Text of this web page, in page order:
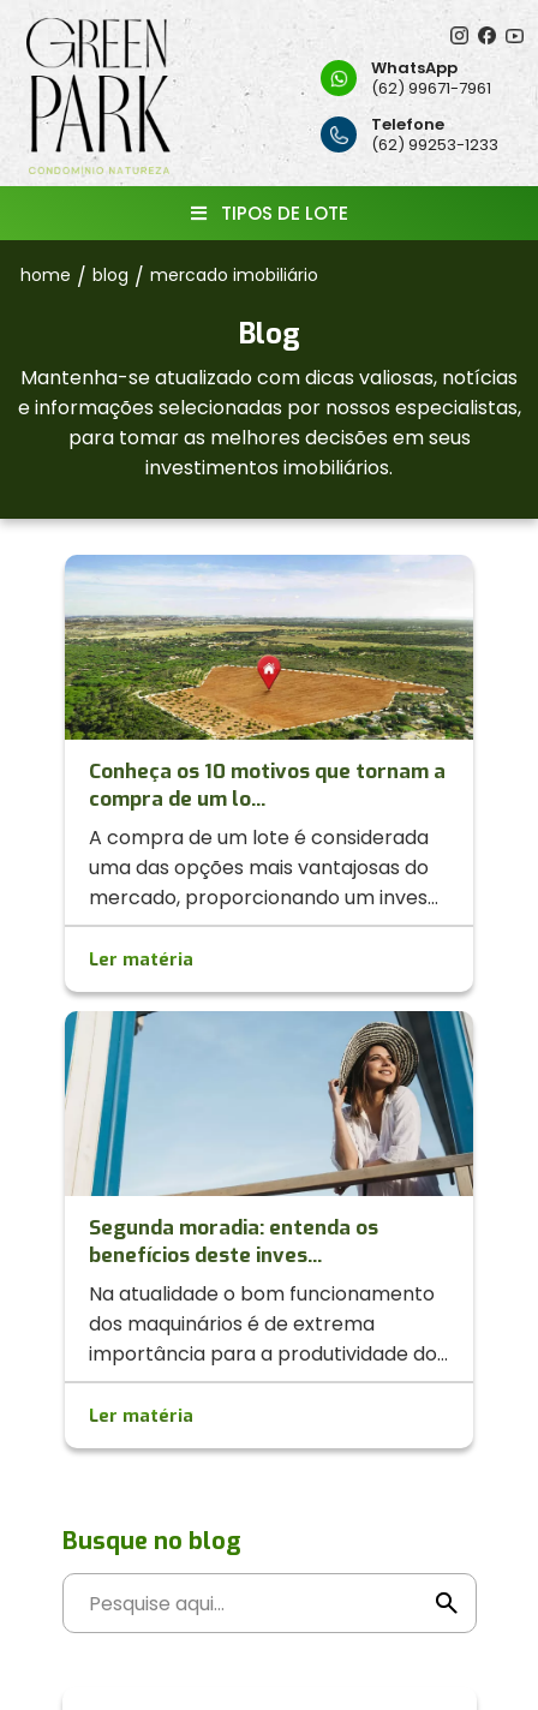
WhatsApp
(62) 99671-7961
Telefone
(62) 99253-1233
TIPOS DE LOTE
home / blog / mercado imobiliário
Blog
Mantenha-se atualizado com dicas valiosas, notícias
e informações selecionadas por nossos especialistas,
para tomar as melhores decisões em seus
investimentos imobiliários.
Conheça os 10 motivos que tornam a
compra de um lo...
A compra de um lote é considerada
uma das opções mais vantajosas do
mercado, proporcionando um inves...
Ler matéria
Segunda moradia: entenda os
benefícios deste inves...
Na atualidade o bom funcionamento
dos maquinários é de extrema
importância para a produtividade do
p...
Ler matéria
Busque no blog